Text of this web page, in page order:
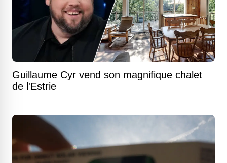
Guillaume Cyr vend son magnifique chalet
de l'Estrie